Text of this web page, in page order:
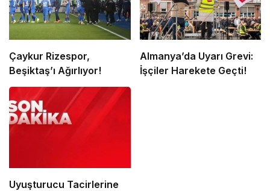
Çaykur Rizespor,
Beşiktaş’ı Ağırlıyor!
Almanya’da Uyarı Grevi:
İşçiler Harekete Geçti!
Uyuşturucu Tacirlerine